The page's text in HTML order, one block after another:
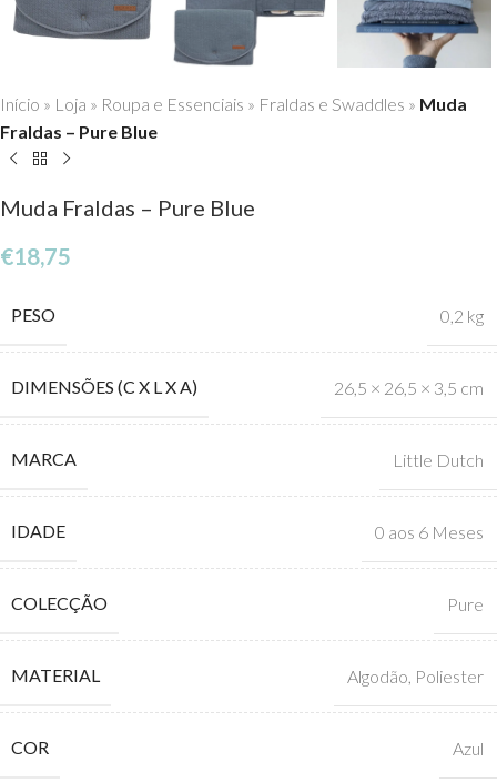
Início » Loja » Roupa e Essenciais » Fraldas e Swaddles » Muda
Fraldas – Pure Blue
Muda Fraldas – Pure Blue
€18,75
PESO 0,2 kg
DIMENSÕES (C X L X A) 26,5 × 26,5 × 3,5 cm
MARCA Little Dutch
IDADE 0 aos 6 Meses
COLECÇÃO Pure
MATERIAL Algodão Poliester
COR Azul